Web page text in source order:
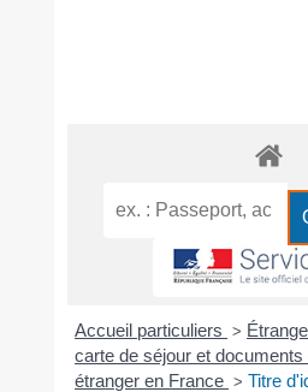
Accueil particuliers >
carte de séjour et
étranger en France > Titre